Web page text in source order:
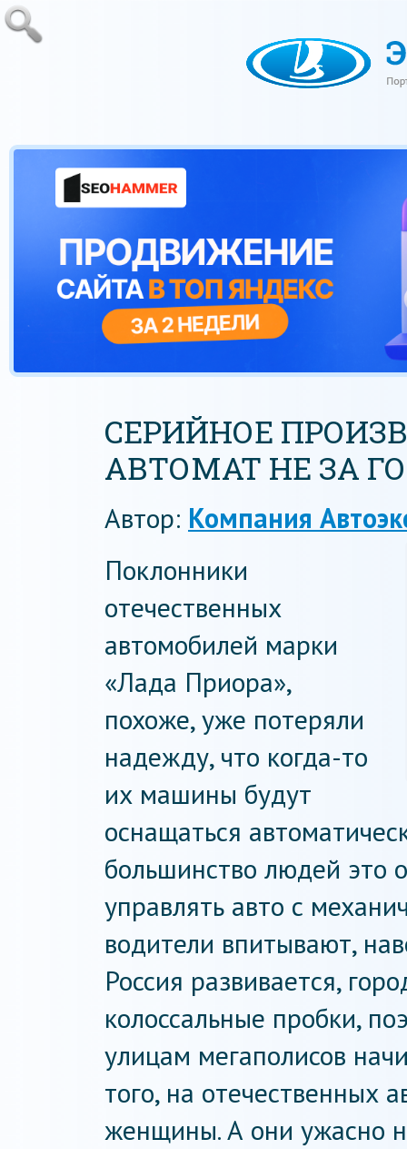
СЕРИЙНОЕ
АВТОМАТ НЕ ЗА
Автор: Компания
Поклонники
отечественных
автомобилей марки
«Лада Приора»,
похоже, уже потеряли
надежду, что когда-то
их машины будут
оснащаться
большинство людей это
управлять авто с
водители впитывают,
Россия развивается,
колоссальные пробки,
улицам мегаполисов
того, на отечественных
женщины. А они ужасно